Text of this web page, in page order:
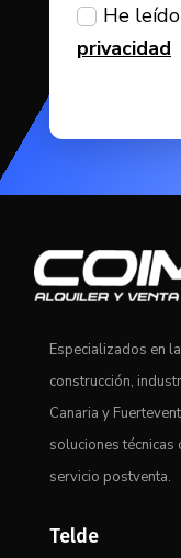
He
privacidad
Especializados en
construcción,
Canaria y
soluciones
servicio postventa.
Telde